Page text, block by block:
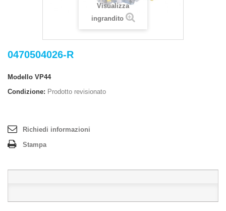
Visualizza
ingrandito
0470504026-R
Modello VP44
Condizione: Prodotto revisionato
Richiedi informazioni
Stampa